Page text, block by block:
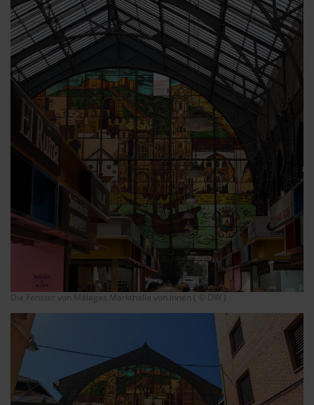
Die Fenster von Málagas Markthalle von innen ( © DW )